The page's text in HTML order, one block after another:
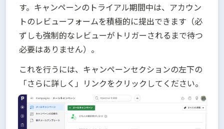
す。キャンペーンのトライアル期間中は、アカウン
トのレビューフォームを積極的に提出できます（必
ずしも強制的なレビューがトリガーされるまで待つ
必要はありません）。
これを行うには、キャンペーンセクションの左下の
「さらに詳しく」リンクをクリックしてください。